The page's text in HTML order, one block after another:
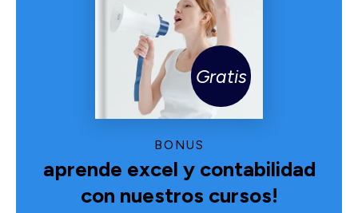
BONUS
aprende excel y contabilidad
con nuestros cursos!
Gratis